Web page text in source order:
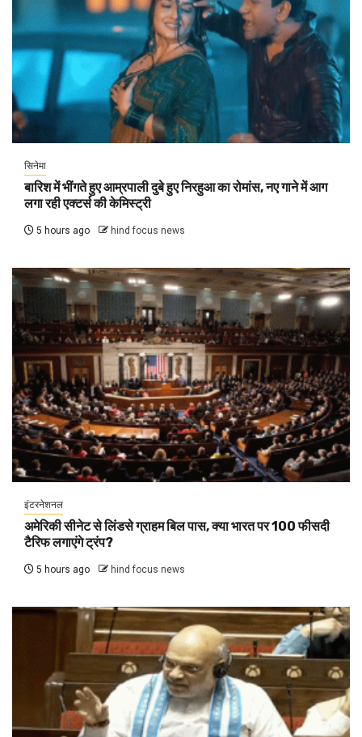
सिनेमा
बारिश में भींगते हुए आम्रपाली दुबे हुए निरहुआ का रोमांस, नए गाने में आग
लगा रही एक्टर्स की केमिस्ट्री
5 hours ago hind focus news
इंटरनेशनल
अमेरिकी सीनेट से लिंडसे ग्राहम बिल पास, क्या भारत पर 100 फीसदी
टैरिफ लगाएंगे ट्रंप?
5 hours ago hind focus news